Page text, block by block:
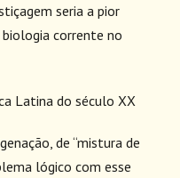
seria a pior
corrente no
Latina do século XX
de “mistura de
lógico com esse